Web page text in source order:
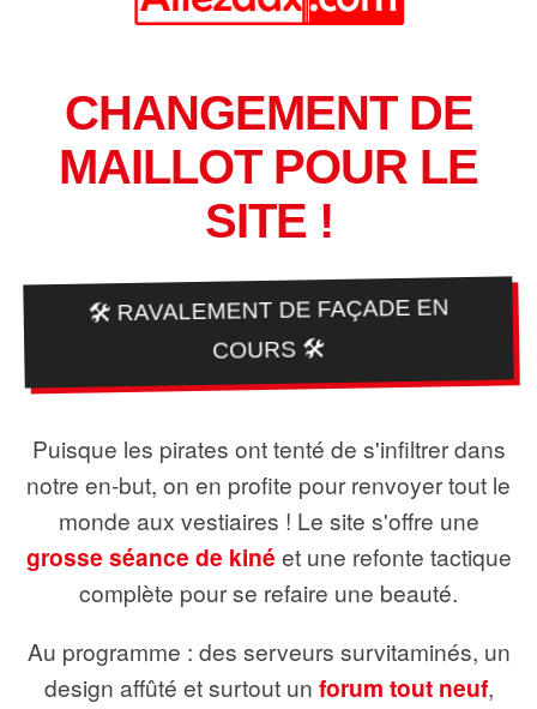
CHANGEMENT DE
MAILLOT POUR LE
SITE !
🛠️ RAVALEMENT DE FAÇADE EN
COURS 🛠️
Puisque les pirates ont tenté de s'infiltrer dans
notre en-but, on en profite pour renvoyer tout le
monde aux vestiaires ! Le site s'offre une
grosse séance de kiné et une refonte tactique
complète pour se refaire une beauté.
Au programme : des serveurs survitaminés, un
design affûté et surtout un forum tout neuf,